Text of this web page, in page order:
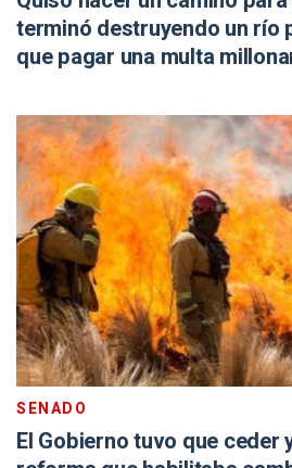
terminó destruyendo un río
que pagar una multa
SENADO
El Gobierno tuvo que ceder